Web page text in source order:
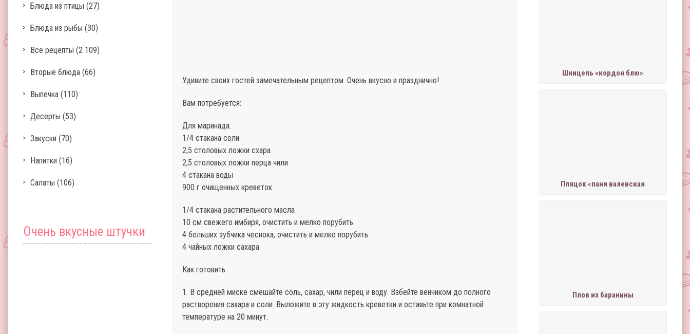
Блюда из птицы (27)
Блюда из рыбы (30)
Все рецепты (2 109)
Вторые блюда (66)
Выпечка (110)
Десерты (53)
Закуски (70)
Напитки (16)
Салаты (106)
Очень вкусные штучки
Шницель «кордон блю»
Пляцок «пани валевская
Плов из баранины
Удивите своих гостей замечательным рецептом. Очень вкусно и празднично!
Вам потребуется:
Для маринада:
1/4 стакана соли
2,5 столовых ложки схара
2,5 столовых ложки перца чили
4 стакана воды
900 г очищенных креветок
1/4 стакана растительного масла
10 см свежего имбиря, очистить и мелко порубить
4 больших зубчика чеснока, очистить и мелко порубить
4 чайных ложки сахара
Как готовить:
1. В средней миске смешайте соль, сахар, чили перец и воду. Взбейте венчиком до полного
растворения сахара и соли. Выложите в эту жидкость креветки и оставьте при комнатной
температуре на 20 минут.